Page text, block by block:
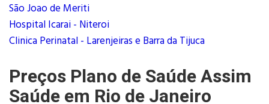
São Joao de Meriti
Hospital Icarai - Niteroi
Clinica Perinatal - Larenjeiras e Barra da Tijuca
Preços Plano de Saúde Assim
Saúde em Rio de Janeiro